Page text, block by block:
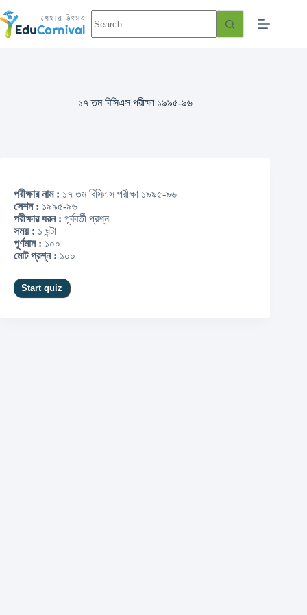
১৭ তম বিসিএস পরীক্ষা ১৯৯৫-৯৬
পরীক্ষার নাম : ১৭ তম বিসিএস পরীক্ষা ১৯৯৫-৯৬
সেশন : ১৯৯৫-৯৬
পরীক্ষার ধরন : পূর্ববর্তী প্রশ্ন
সময় : ১ ঘন্টা
পূর্ণমান : ১০০
মোট প্রশ্ন : ১০০